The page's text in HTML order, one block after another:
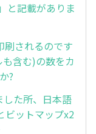
と記載がありま
刷されるのです
含む)の数をカ
?
た所、日本語
ビットマップx2